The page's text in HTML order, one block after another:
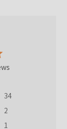
34
2
1